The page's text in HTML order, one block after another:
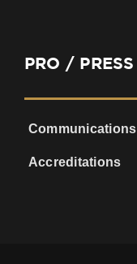
PRO / PRESS
Communications
Accreditations